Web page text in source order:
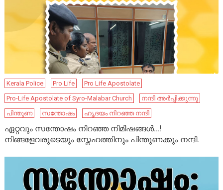
Kerala Police Pro Life
Pro Life Apostolate
Pro-Life Apostolate of Syro-Malabar Church
നന്ദി അർപ്പിക്കുന്നു
പിന്തുണ
സന്തോഷം ഹൃദയം നിറഞ്ഞ നന്ദി
ഏറ്റവും സന്തോഷം നിറഞ്ഞ നിമിഷങ്ങൾ…!
നിങ്ങളേവരുടെയും സ്നേഹത്തിനും പിന്തുണക്കും നന്ദി.